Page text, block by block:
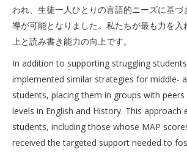
われ、生徒一人ひとりの言語的ニーズに基づ
導が可能となりました。私たちが最も力を入
上と読み書き能力の向上です。
In addition to supporting struggling
implemented similar strategies for middle-
students, placing them in groups with
levels in English and History. This approach
students, including those whose MAP
received the targeted support needed to